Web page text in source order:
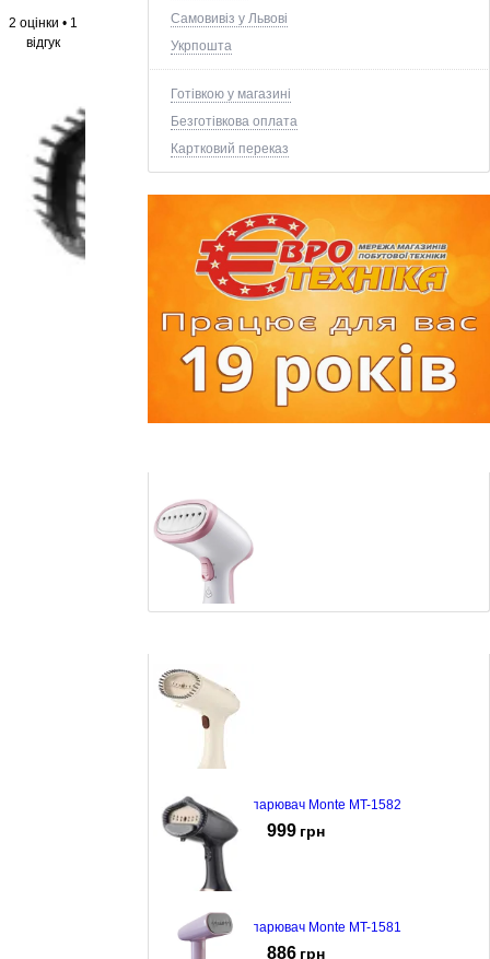
Самовивіз у Львові
Укрпошта
Готівкою у магазині
Безготівкова оплата
Картковий переказ
Відпарювач Monte MT-1582
999 грн
Відпарювач Monte MT-1581
886 грн
2 оцінки • 1
відгук